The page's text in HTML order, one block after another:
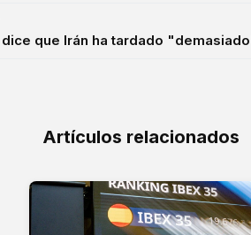
que Irán ha tardado
Artículos relacionados